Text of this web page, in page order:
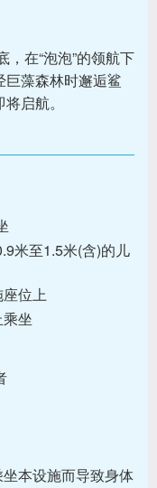
在“泡泡”的领航下
藻森林时邂逅鲨
启航。
米至1.5米(含)的儿
位上
坐
本设施而导致身体